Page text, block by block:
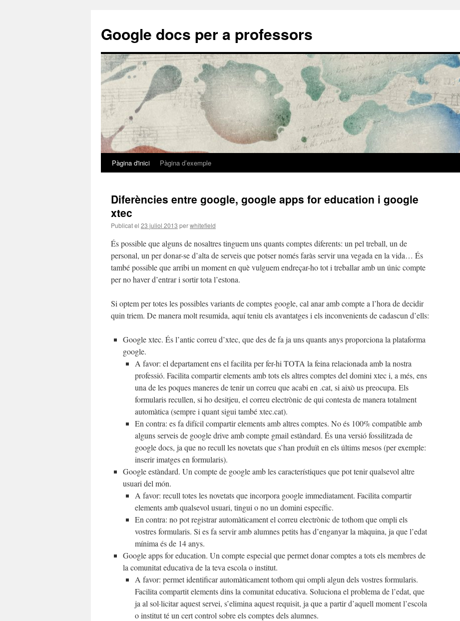
Google docs per a professors
Vés
contingut
Pàgina d'inici Pàgina d’exemple
Diferències entre google, google apps for education i google
xtec
Publicat el 23 juliol 2013 perwhitefield
És possible que alguns de nosaltres tinguem uns quants comptes diferents: un pel treball, un de
personal, un per donar-se d’alta de serveis que potser només faràs servir una vegada en la vida… És
també possible que arribi un moment en què vulguem endreçar-ho tot i treballar amb un únic compte
per no haver d’entrar i sortir tota l’estona.
Si optem per totes les possibles variants de comptes google, cal anar amb compte a l’hora de decidir
quin triem. De manera molt resumida, aquí teniu els avantatges i els inconvenients de cadascun d’ells:
Google xtec. És l’antic correu d’xtec, que des de fa ja uns quants anys proporciona la plataforma
google.
A favor: el departament ens el facilita per fer-hi TOTA la feina relacionada amb la nostra
professió. Facilita compartir elements amb tots els altres comptes del domini xtec i, a més, ens
una de les poques maneres de tenir un correu que acabi en .cat, si això us preocupa. Els
formularis recullen, si ho desitjeu, el correu electrònic de qui contesta de manera totalment
automàtica (sempre i quant sigui també xtec.cat).
En contra: es fa difícil compartir elements amb altres comptes. No és 100% compatible amb
alguns serveis de google drive amb compte gmail estàndard. És una versió fossilitzada de
google docs, ja que no recull les novetats que s’han produït en els últims mesos (per exemple:
inserir imatges en formularis).
Google estàndard. Un compte de google amb les característiques que pot tenir qualsevol altre
usuari del món.
A favor: recull totes les novetats que incorpora google immediatament. Facilita compartir
elements amb qualsevol usuari, tingui o no un domini específic.
En contra: no pot registrar automàticament el correu electrònic de tothom que ompli els
vostres formularis. Si es fa servir amb alumnes petits has d’enganyar la màquina, ja que l’edat
mínima és de 14 anys.
Google apps for education. Un compte especial que permet donar comptes a tots els membres de
la comunitat educativa de la teva escola o institut.
A favor: permet identificar automàticament tothom qui ompli algun dels vostres formularis.
Facilita compartit elements dins la comunitat educativa. Soluciona el problema de l’edat, que
ja al sol·licitar aquest servei, s’elimina aquest requisit, ja que a partir d’aquell moment l’escola
o institut té un cert control sobre els comptes dels alumnes.